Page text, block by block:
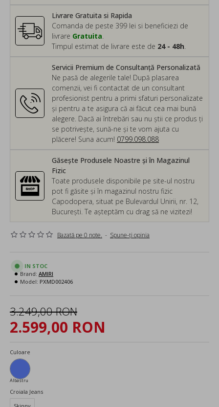
Servicii Premium de Consultanță Personalizată
Ne pasă de alegerile tale! După plasarea
comenzii, vei fi contactat de un consultant
profesionist pentru a primi sfaturi personalizate
și pentru a te asigura că ai făcut cea mai bună
alegere. Dacă ai întrebări sau nu știi ce produs ți
se potrivește, sună-ne și te vom ajuta cu
plăcere! Suna acum! 0799.098.088
Livrare Gratuita si Rapida
Comanda de peste 399 lei si beneficiezi de
livrare Gratuita.
Timpul estimat de livrare este de 24 - 48h.
Găsește Produsele Noastre și în Magazinul
Fizic
Toate produsele disponibile pe site-ul nostru
pot fi găsite și în magazinul nostru fizic
Capodopera, situat pe Bulevardul Unirii, nr. 12,
București. Te așteptăm cu drag să ne vizitezi!
Bazată pe 0 note. - Spune-ţi opinia
2.599,00 RON
3.249,00 RON
IN STOC
Brand: AMIRI
Model: PXMD002406
Culoare
Albastru
Croiala Jeans